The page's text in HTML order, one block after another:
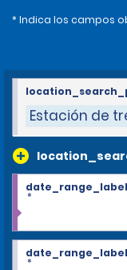
* Indica los campos
Estación de
*
*